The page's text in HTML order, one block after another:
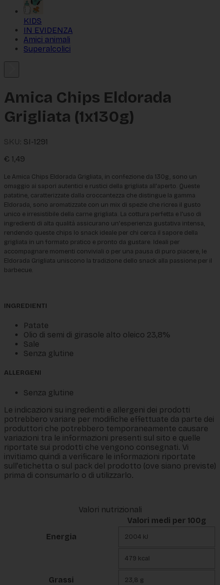
KIDS
IN EVIDENZA
Amici animali
Superalcolici
Amica Chips Eldorada
Grigliata (1x130g)
SKU: SI-1291
€ 1,49
Le Amica Chips Eldorada Grigliata, in confezione da 130g, sono un
omaggio ai sapori autentici e rustici della grigliata all'aperto. Queste
patatine, caratterizzate dalla croccantezza che distingue la gamma
Eldorada, sono aromatizzate con un mix di spezie che ricrea il gusto
unico e irresistibile della carne grigliata. La cottura perfetta e l'uso di
ingredienti di alta qualità assicurano un'esperienza gustativa intensa,
rendendo queste chips lo snack ideale per chi cerca il sapore della
grigliata in un formato pratico e pronto da gustare. Ideali per
accompagnare momenti conviviali o per una pausa di puro piacere, le
Eldorada Grigliata uniscono la tradizione dello snack alla passione per il
barbecue.
INGREDIENTI
Patate
Olio di semi di girasole alto oleico 23,8%
Sale
Senza glutine
ALLERGENI
Senza glutine
Le indicazioni su ingredienti e allergeni dei prodotti
potrebbero variare per modifiche effettuate da parte dei
produttori che potrebbero temporaneamente causare
variazioni tra le informazioni presenti sul sito e quelle
riportate sui prodotti che vengono consegnati. Vi
invitiamo quindi a verificare le informazioni riportate
sull'etichetta o sul pack del prodotto (ove siano previste)
prima di consumarlo o di utilizzarlo.
Valori nutrizionali
Valori medi per 100g
Energia
2004 kJ
479 kcal
Grassi 23,8 g